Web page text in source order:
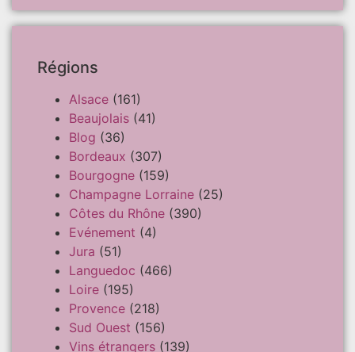
Régions
Alsace (161)
Beaujolais (41)
Blog (36)
Bordeaux (307)
Bourgogne (159)
Champagne Lorraine (25)
Côtes du Rhône (390)
Evénement (4)
Jura (51)
Languedoc (466)
Loire (195)
Provence (218)
Sud Ouest (156)
Vins étrangers (139)